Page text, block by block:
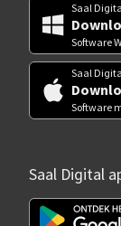
Saal
Software
Saal
Software
Saal Digital